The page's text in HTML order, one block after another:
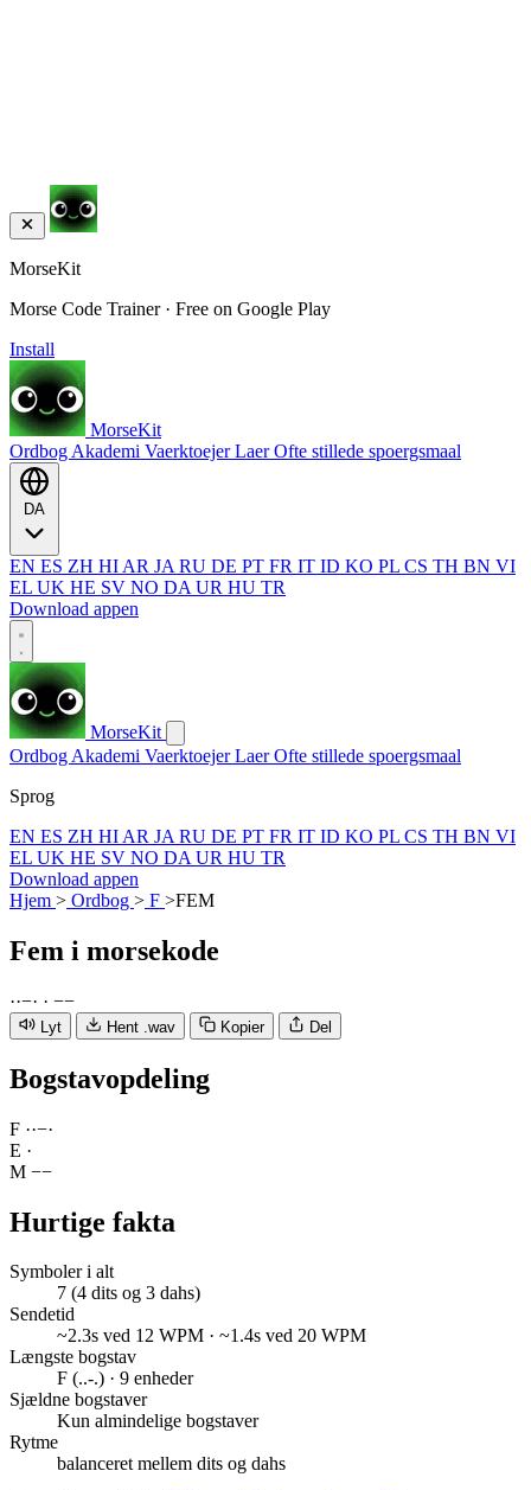
MorseKit
Morse Code Trainer · Free on Google Play
Install
MorseKit
Ordbog Akademi VaerktoejerLaerOfte stillede spoergsmaal
EN ES ZH HI AR JA RU DE PT FR IT ID KO PL CS TH BN VI
EL UK HE SV NO DA UR HU TR
Download appen
MorseKit
Ordbog Akademi VaerktoejerLaerOfte stillede spoergsmaal
Sprog
EN ES ZH HI AR JA RU DE PT FR IT ID KO PL CS TH BN VI
EL UK HE SV NO DA UR HU TR
Download appen
Hjem > Ordbog > F >FEM
Fem i morsekode
··−· · −−
Lyt Hent .wav Kopier Del
Bogstavopdeling
F ··−·
E ·
M −−
Hurtige fakta
Symboler i alt
7 (4 dits og 3 dahs)
Sendetid
~2.3s ved 12 WPM · ~1.4s ved 20 WPM
Længste bogstav
F (..-.) · 9 enheder
Sjældne bogstaver
Kun almindelige bogstaver
Rytme
balanceret mellem dits og dahs